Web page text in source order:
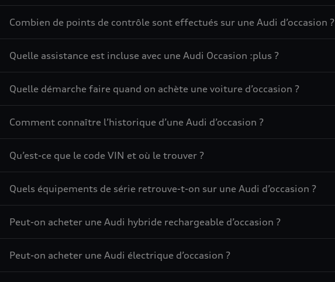
Combien de points de contrôle sont effectués sur une Audi d’occasion ?
Quelle assistance est incluse avec une Audi Occasion :plus ?
Quelle démarche faire quand on achète une voiture d’occasion ?
Comment connaître l’historique d’une Audi d’occasion ?
Qu’est-ce que le code VIN et où le trouver ?
Quels équipements de série retrouve-t-on sur une Audi d’occasion ?
Peut-on acheter une Audi hybride rechargeable d’occasion ?
Peut-on acheter une Audi électrique d’occasion ?